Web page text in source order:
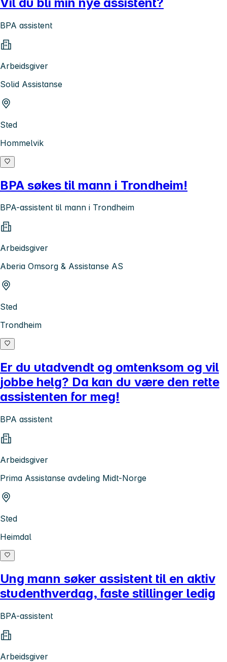
Vil du bli min nye assistent?
BPA assistent
Arbeidsgiver
Solid Assistanse
Sted
Hommelvik
BPA søkes til mann i Trondheim!
BPA-assistent til mann i Trondheim
Arbeidsgiver
Aberia Omsorg & Assistanse AS
Sted
Trondheim
Er du utadvendt og omtenksom og vil
jobbe helg? Da kan du være den rette
assistenten for meg!
BPA assistent
Arbeidsgiver
Prima Assistanse avdeling Midt-Norge
Sted
Heimdal
Ung mann søker assistent til en aktiv
studenthverdag, faste stillinger ledig
BPA-assistent
Arbeidsgiver